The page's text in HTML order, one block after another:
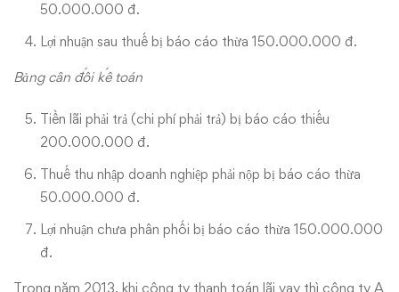
50.000.000 đ.
Lợi nhuận sau thuế bị báo cáo thừa 150.000.000 đ.
Bảng cân đối kế toán
Tiền lãi phải trả (chi phí phải trả) bị báo cáo thiếu
200.000.000 đ.
Thuế thu nhập doanh nghiệp phải nộp bị báo cáo thừa
50.000.000 đ.
Lợi nhuận chưa phân phối bị báo cáo thừa 150.000.000
đ.
Trong năm 2013, khi công ty thanh toán lãi vay thì công ty A